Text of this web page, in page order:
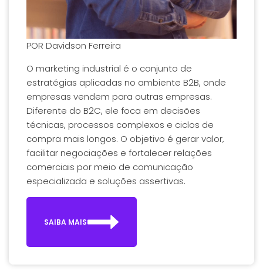
POR Davidson Ferreira
O marketing industrial é o conjunto de
estratégias aplicadas no ambiente B2B, onde
empresas vendem para outras empresas.
Diferente do B2C, ele foca em decisões
técnicas, processos complexos e ciclos de
compra mais longos. O objetivo é gerar valor,
facilitar negociações e fortalecer relações
comerciais por meio de comunicação
especializada e soluções assertivas.
SAIBA MAIS